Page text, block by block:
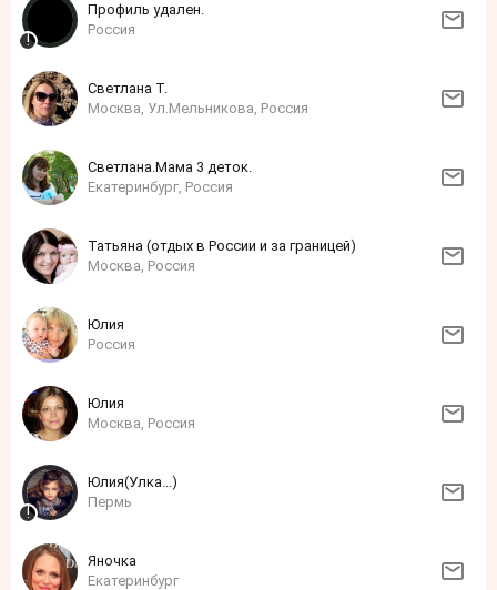
Профиль удален.
Россия
Светлана Т.
Москва, Ул.Мельникова, Россия
Светлана.Мама 3 деток.
Екатеринбург, Россия
Татьяна (отдых в России и за границей)
Москва, Россия
Юлия
Россия
Юлия
Москва, Россия
Юлия(Улка...)
Пермь
Яночка
Екатеринбург